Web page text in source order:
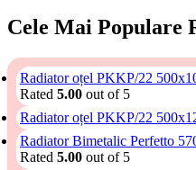
Cele Mai Populare
Radiator oțel PKKP/22
Rated 5.00 out of 5
Radiator oțel PKKP/22
Radiator Bimetalic Perfetto
Rated 5.00 out of 5